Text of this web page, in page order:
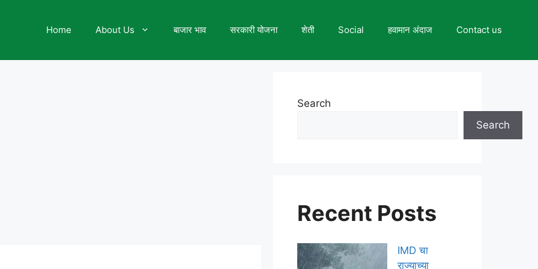
Home About Us बाजार भाव सरकारी योजना शेती Social हवामान अंदाज Contact us
Search
Search
Recent Posts
IMD चा
राज्याच्या